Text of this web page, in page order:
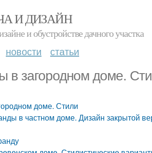
И ДИЗАЙН
и обустройстве дачного участка
новости статьи
в загородном доме.
доме. Стили
в частном доме. Дизайн закрытой